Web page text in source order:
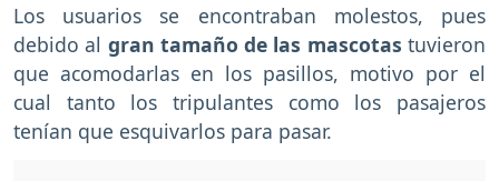
Los usuarios se encontraban molestos, pues
debido al gran tamaño de las mascotas tuvieron
que acomodarlas en los pasillos, motivo por el
cual tanto los tripulantes como los pasajeros
tenían que esquivarlos para pasar.